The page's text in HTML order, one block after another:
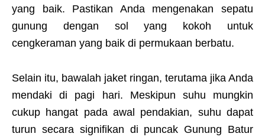
yang baik. Pastikan Anda mengenakan sepatu
gunung dengan sol yang kokoh untuk
cengkeraman yang baik di permukaan berbatu.
Selain itu, bawalah jaket ringan, terutama jika Anda
mendaki di pagi hari. Meskipun suhu mungkin
cukup hangat pada awal pendakian, suhu dapat
turun secara signifikan di puncak Gunung Batur